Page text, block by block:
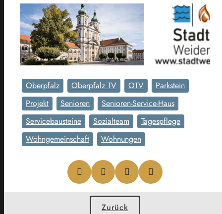
Oberpfalz Oberpfalz TV OTV
Parkstein
Projekt
Senioren
Senioren-Service-Haus
Servicebausteine
Sozialteam
Tagespflege
Wohngemeinschaft
Wohnungen
Zurück